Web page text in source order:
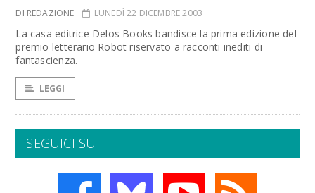
DI REDAZIONE LUNEDÌ 22 DICEMBRE 2003
La casa editrice Delos Books bandisce la prima edizione del
premio letterario Robot riservato a racconti inediti di
fantascienza.
LEGGI
SEGUICI SU